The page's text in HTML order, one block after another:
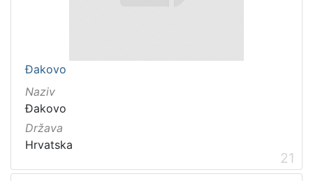
Đakovo
Naziv
Đakovo
Država
Hrvatska
21